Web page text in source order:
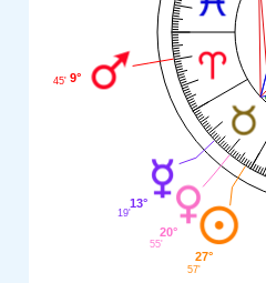
9°
45'
13°
19'
20°
55'
27°
57'